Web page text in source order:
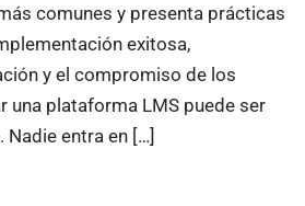
comunes y presenta prácticas
exitosa,
y el compromiso de los
una plataforma LMS puede ser
Nadie entra en […]